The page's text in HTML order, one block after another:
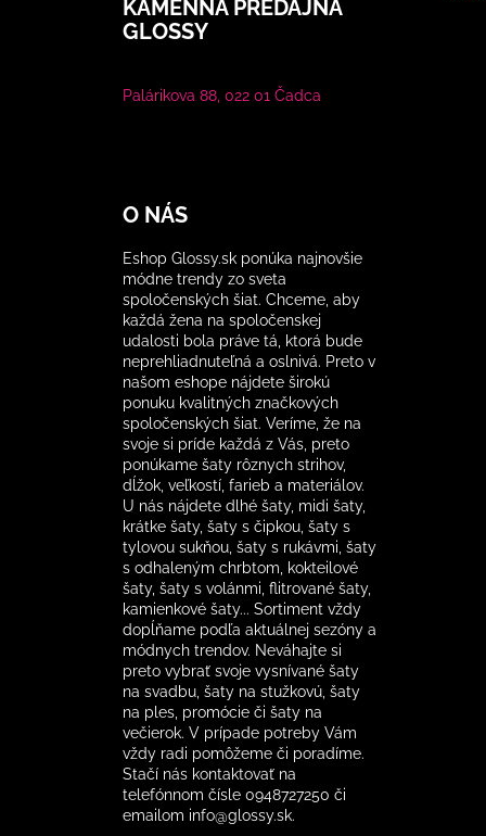
KAMENNÁ PREDAJŇA
GLOSSY
Palárikova 88, 022 01 Čadca
O NÁS
Eshop Glossy.sk ponúka najnovšie
módne trendy zo sveta
spoločenských šiat. Chceme, aby
každá žena na spoločenskej
udalosti bola práve tá, ktorá bude
neprehliadnuteľná a oslnivá. Preto v
našom eshope nájdete širokú
ponuku kvalitných značkových
spoločenských šiat. Veríme, že na
svoje si príde každá z Vás, preto
ponúkame šaty rôznych strihov,
dĺžok, veľkostí, farieb a materiálov.
U nás nájdete dlhé šaty, midi šaty,
krátke šaty, šaty s čipkou, šaty s
tylovou sukňou, šaty s rukávmi, šaty
s odhaleným chrbtom, kokteilové
šaty, šaty s volánmi, flitrované šaty,
kamienkové šaty... Sortiment vždy
dopĺňame podľa aktuálnej sezóny a
módnych trendov. Neváhajte si
preto vybrať svoje vysnívané šaty
na svadbu, šaty na stužkovú, šaty
na ples, promócie či šaty na
večierok. V prípade potreby Vám
vždy radi pomôžeme či poradíme.
Stačí nás kontaktovať na
telefónnom čísle 0948727250 či
emailom info@glossy.sk.